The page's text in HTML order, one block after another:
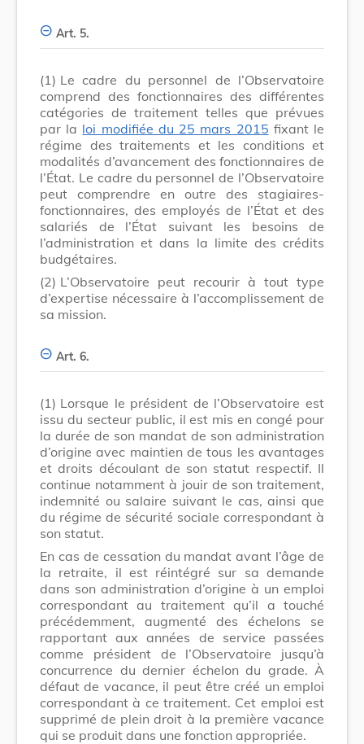
Art. 5.
(1) Le cadre du personnel de l’Observatoire
comprend des fonctionnaires des différentes
catégories de traitement telles que prévues
par la loi modifiée du 25 mars 2015 fixant le
régime des traitements et les conditions et
modalités d’avancement des fonctionnaires de
l’État. Le cadre du personnel de l’Observatoire
peut comprendre en outre des stagiaires-
fonctionnaires, des employés de l’État et des
salariés de l’État suivant les besoins de
l’administration et dans la limite des crédits
budgétaires.
(2) L’Observatoire peut recourir à tout type
d’expertise nécessaire à l’accomplissement de
sa mission.
Art. 6.
(1) Lorsque le président de l’Observatoire est
issu du secteur public, il est mis en congé pour
la durée de son mandat de son administration
d’origine avec maintien de tous les avantages
et droits découlant de son statut respectif. Il
continue notamment à jouir de son traitement,
indemnité ou salaire suivant le cas, ainsi que
du régime de sécurité sociale correspondant à
son statut.
En cas de cessation du mandat avant l’âge de
la retraite, il est réintégré sur sa demande
dans son administration d’origine à un emploi
correspondant au traitement qu’il a touché
précédemment, augmenté des échelons se
rapportant aux années de service passées
comme président de l’Observatoire jusqu’à
concurrence du dernier échelon du grade. À
défaut de vacance, il peut être créé un emploi
correspondant à ce traitement. Cet emploi est
supprimé de plein droit à la première vacance
qui se produit dans une fonction appropriée.